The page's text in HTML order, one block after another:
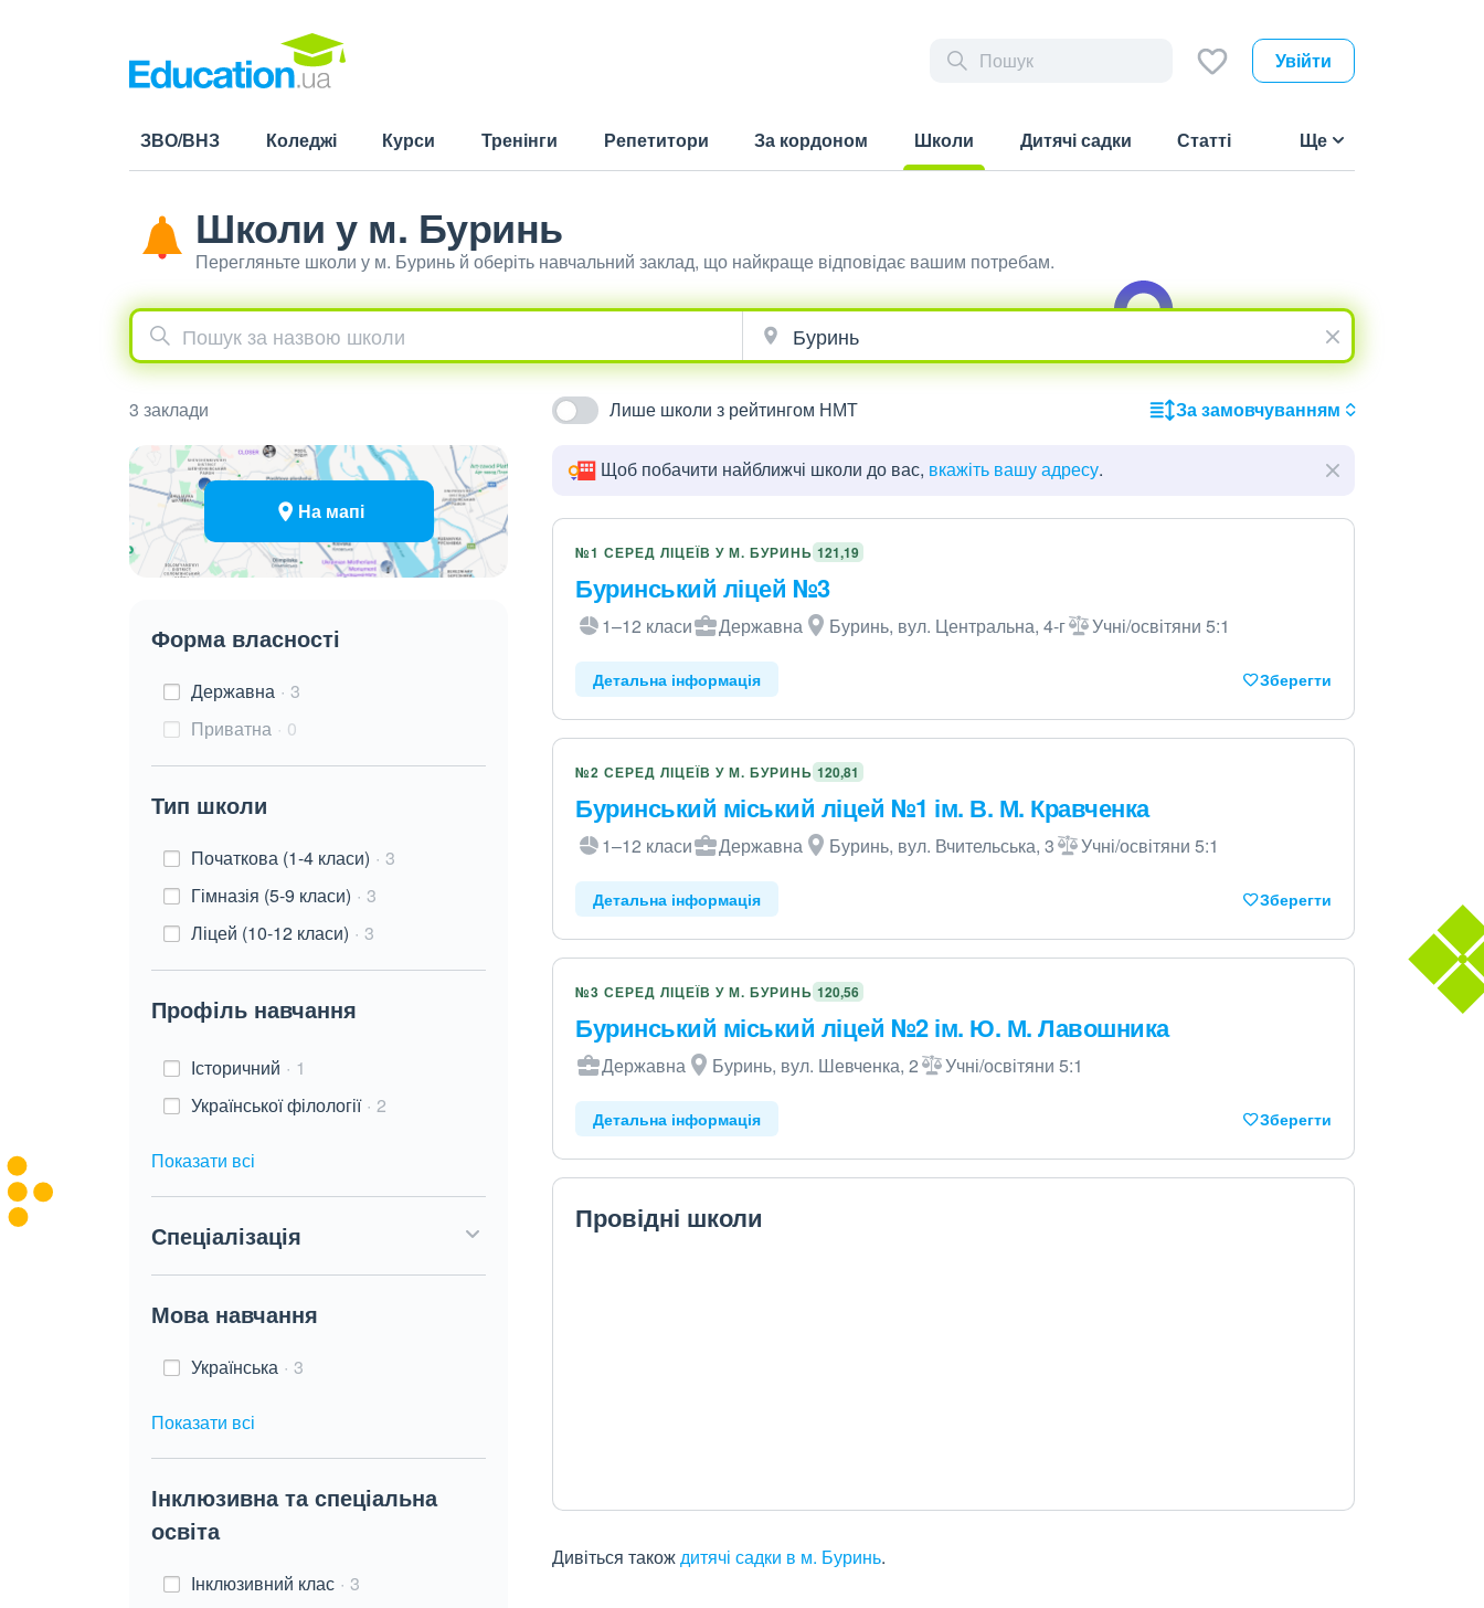
Увійти
ЗВО/ВНЗ Коледжі Курси Тренінги Репетитори За кордоном
Школи
Дитячі садки Статті Ще
Школи у м. Буринь
Перегляньте школи у м. Буринь й оберіть навчальний заклад, що найкраще відповідає вашим потребам.
3 заклади Лише школи з рейтингом НМТ За замовчуванням
На мапі
Форма власності
Державна
3
Приватна
0
Тип школи
Початкова (1-4 класи)
3
Гімназія (5-9 класи)
3
Ліцей (10-12 класи)
3
Профіль навчання
Історичний
1
Української філології
2
Показати всі
Спеціалізація
Мова навчання
Українська 3
Показати всі
Інклюзивна та спеціальна
освіта
Інклюзивний клас 3
Щоб побачити найближчі школи до вас, вкажіть вашу адресу.
№1 СЕРЕД ЛІЦЕЇВ У М. БУРИНЬ 121,19
Буринський ліцей №3
1–12 класи Державна Буринь, вул. Центральна, 4-г Учні/освітяни 5:1
Детальна інформація Зберегти
№2 СЕРЕД ЛІЦЕЇВ У М. БУРИНЬ 120,81
Буринський міський ліцей №1 ім. В. М. Кравченка
1–12 класи Державна Буринь, вул. Вчительська, 3 Учні/освітяни 5:1
Детальна інформація Зберегти
№3 СЕРЕД ЛІЦЕЇВ У М. БУРИНЬ 120,56
Буринський міський ліцей №2 ім. Ю. М. Лавошника
Державна Буринь, вул. Шевченка, 2 Учні/освітяни 5:1
Детальна інформація Зберегти
Провідні школи
Дивіться такождитячі садки в м. Буринь.